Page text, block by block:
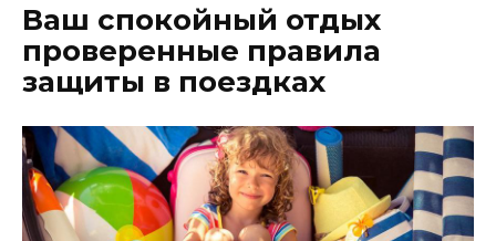
Ваш спокойный отдых
проверенные правила
защиты в поездках